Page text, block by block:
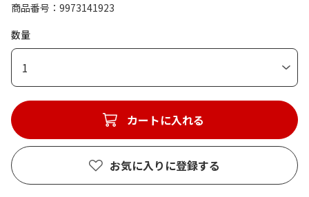
商品番号
9973141923
数量
1
カートに入れる
お気に入りに登録する